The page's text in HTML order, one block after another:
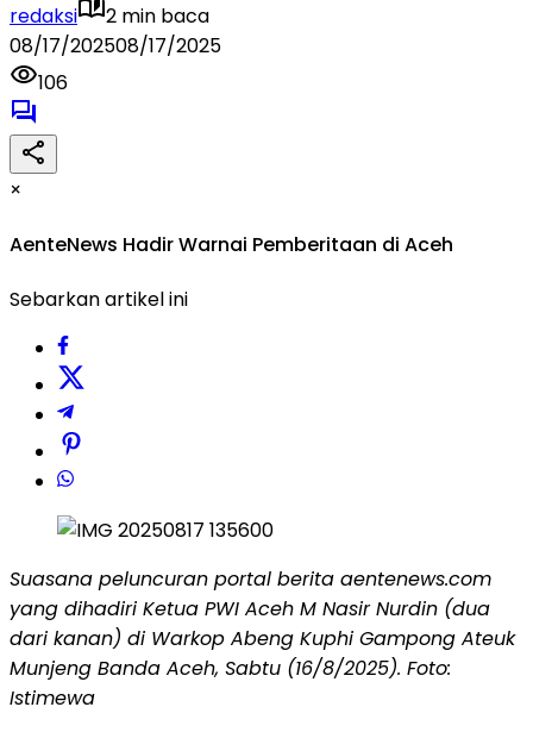
redaksi
2 min baca
08/17/202508/17/2025
106
×
AenteNews Hadir Warnai Pemberitaan di Aceh
Sebarkan artikel ini
Suasana peluncuran portal berita aentenews.com
yang dihadiri Ketua PWI Aceh M Nasir Nurdin (dua
dari kanan) di Warkop Abeng Kuphi Gampong Ateuk
Munjeng Banda Aceh, Sabtu (16/8/2025). Foto:
Istimewa